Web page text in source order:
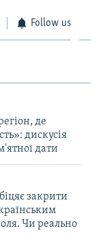
Follow us
де
дискусія
дати
закрити
Чи реально